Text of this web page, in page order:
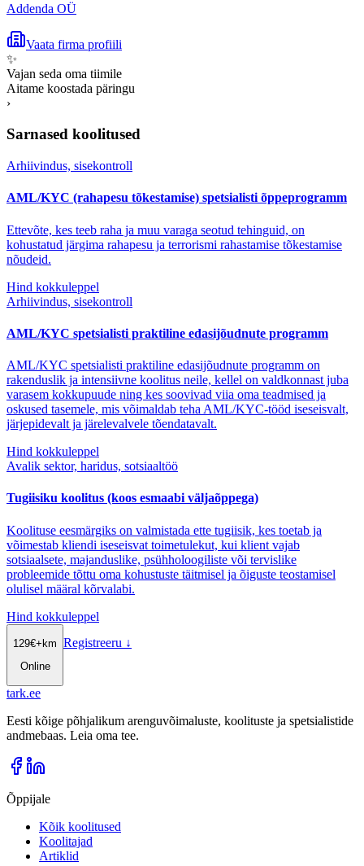
Addenda OÜ
Vaata firma profiili
✨
Vajan seda oma tiimile
Aitame koostada päringu
›
Sarnased koolitused
Arhiivindus, sisekontroll
AML/KYC (rahapesu tõkestamise) spetsialisti õppeprogramm
Ettevõte, kes teeb raha ja muu varaga seotud tehinguid, on
kohustatud järgima rahapesu ja terrorismi rahastamise tõkestamise
nõudeid.
Hind kokkuleppel
Arhiivindus, sisekontroll
AML/KYC spetsialisti praktiline edasijõudnute programm
AML/KYC spetsialisti praktiline edasijõudnute programm on
rakenduslik ja intensiivne koolitus neile, kellel on valdkonnast juba
varasem kokkupuude ning kes soovivad viia oma teadmised ja
oskused tasemele, mis võimaldab teha AML/KYC-tööd iseseisvalt,
järjepidevalt ja järelevalvele tõendatavalt.
Hind kokkuleppel
Avalik sektor, haridus, sotsiaaltöö
Tugiisiku koolitus (koos esmaabi väljaõppega)
Koolituse eesmärgiks on valmistada ette tugiisik, kes toetab ja
võimestab kliendi iseseisvat toimetulekut, kui klient vajab
sotsiaalsete, majanduslike, psühholoogiliste või tervislike
probleemide tõttu oma kohustuste täitmisel ja õiguste teostamisel
olulisel määral kõrvalabi.
Hind kokkuleppel
129€+km
Online
Registreeru ↓
tark.ee
Eesti kõige põhjalikum arenguvõimaluste, koolituste ja spetsialistide
andmebaas. Leia oma tee.
Õppijale
Kõik koolitused
Koolitajad
Artiklid